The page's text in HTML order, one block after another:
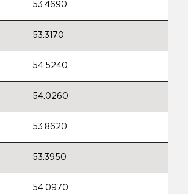
53.4690
53.3170
54.5240
54.0260
53.8620
53.3950
54.0970